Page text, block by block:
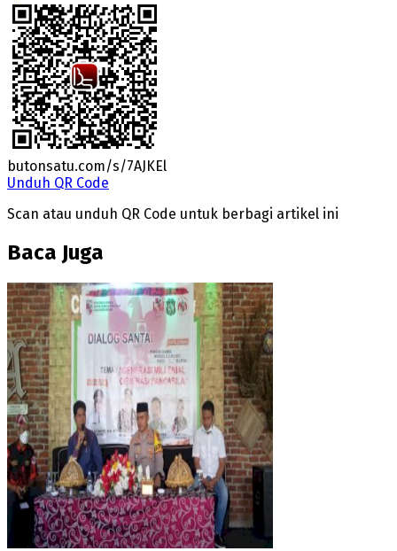
butonsatu.com/s/7AJKEl
Unduh QR Code
Scan atau unduh QR Code untuk berbagi artikel ini
Baca Juga